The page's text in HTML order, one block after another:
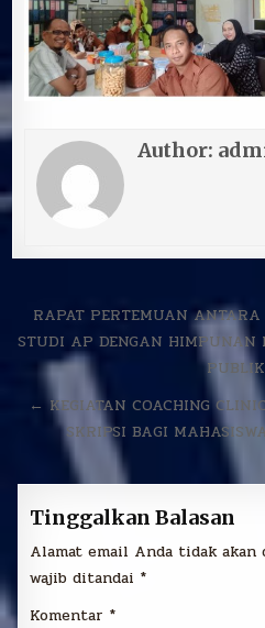
Author:
Navigasi
pos
RAPAT PERTEMUAN ANTARA
STUDI AP DENGAN HIMPUNAN
← KEGIATAN COACHING
SKRIPSI BAGI
Tinggalkan Balasan
Alamat email Anda tidak akan
wajib ditandai *
Komentar *